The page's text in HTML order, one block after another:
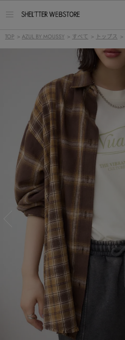
ー
を
TOP > AZUL BY MOUSSY > すべて > トップス >